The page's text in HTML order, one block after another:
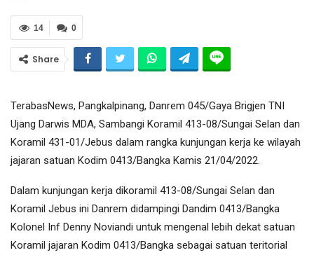
0
14
Share
TerabasNews, Pangkalpinang, Danrem 045/Gaya Brigjen TNI
Ujang Darwis MDA, Sambangi Koramil 413-08/Sungai Selan dan
Koramil 431-01/Jebus dalam rangka kunjungan kerja ke wilayah
jajaran satuan Kodim 0413/Bangka Kamis 21/04/2022.
Dalam kunjungan kerja dikoramil 413-08/Sungai Selan dan
Koramil Jebus ini Danrem didampingi Dandim 0413/Bangka
Kolonel Inf Denny Noviandi untuk mengenal lebih dekat satuan
Koramil jajaran Kodim 0413/Bangka sebagai satuan teritorial